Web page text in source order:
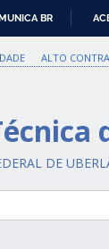
PARA
O
BR
ALTO
DE